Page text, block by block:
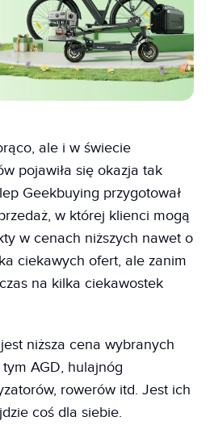
ale i w świecie
pojawiła się okazja tak
Geekbuying przygotował
w której klienci mogą
w cenach niższych nawet o
ciekawych ofert, ale zanim
na kilka ciekawostek
niższa cena wybranych
AGD, hulajnóg
rowerów itd. Jest ich
coś dla siebie.